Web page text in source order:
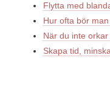
Flytta med
Hur ofta bör
När du inte
Skapa tid,